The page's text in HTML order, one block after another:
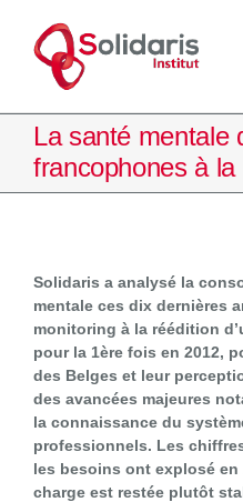
contenu
La santé mentale
francophones à la
Solidaris a analysé la
mentale ces dix dernières
monitoring à la réédition
pour la 1ère fois en 2012,
des Belges et leur
des avancées majeures
la connaissance du
professionnels. Les
les besoins ont explosé
charge est restée plutôt